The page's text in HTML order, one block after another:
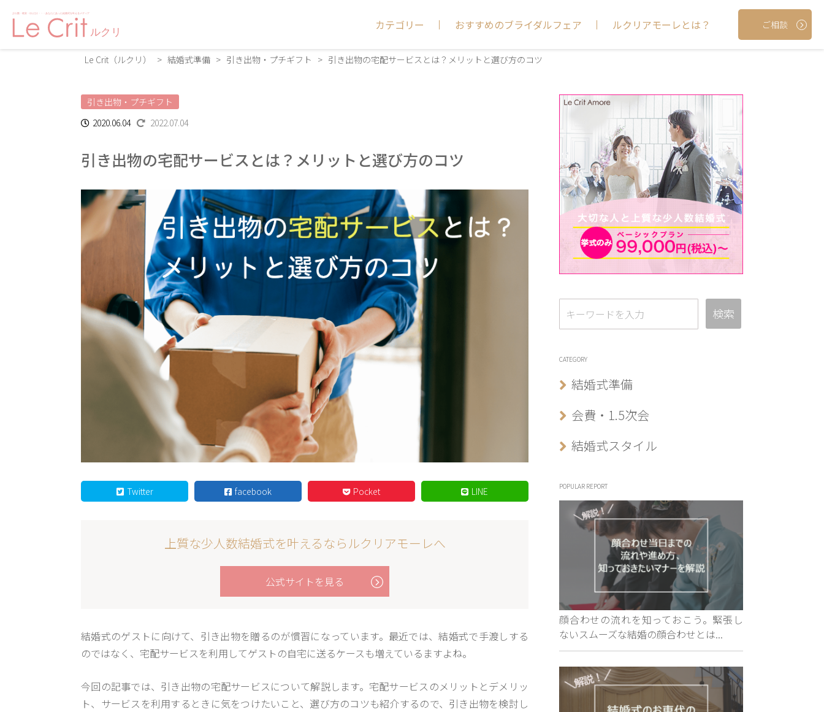
カテゴリー おすすめのブライダルフェア ルクリアモーレとは？ ご相談
Le Crit（ルクリ） > 結婚式準備 > 引き出物・プチギフト > 引き出物の宅配サービスとは？メリットと選び方のコツ
引き出物・プチギフト
2020.06.04
2022.07.04
引き出物の宅配サービスとは？メリットと選び方のコツ
Twitter facebook Pocket LINE
上質な少人数結婚式を叶えるならルクリアモーレへ
公式サイトを見る
結婚式のゲストに向けて、引き出物を贈るのが慣習になっています。最近では、結婚式で手渡しする
のではなく、宅配サービスを利用してゲストの自宅に送るケースも増えているますよね。
今回の記事では、引き出物の宅配サービスについて解説します。宅配サービスのメリットとデメリッ
ト、サービスを利用するときに気をつけたいこと、選び方のコツも紹介するので、引き出物を検討し
検索
CATEGORY
結婚式準備
会費・1.5次会
結婚式スタイル
POPULAR REPORT
顔合わせの流れを知っておこう。緊張し
ないスムーズな結婚の顔合わせとは...